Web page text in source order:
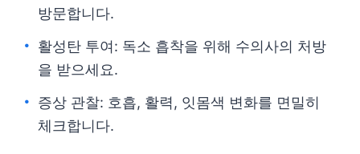
방문합니다.
활성탄 투여: 독소 흡착을 위해 수의사의 처방
을 받으세요.
증상 관찰: 호흡, 활력, 잇몸색 변화를 면밀히
체크합니다.